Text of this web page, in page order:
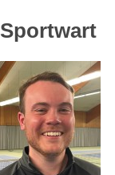
Sportwart